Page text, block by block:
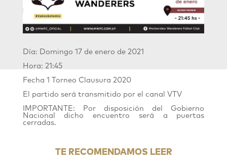
Día: Domingo 17 de enero de 2021
Hora: 21:45
Fecha 1 Torneo Clausura 2020
El partido será transmitido por el canal VTV
IMPORTANTE: Por disposición del Gobierno
Nacional dicho encuentro será a puertas
cerradas.
TE RECOMENDAMOS LEER